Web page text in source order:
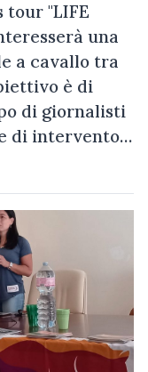
tour "LIFE
una
a cavallo tra
è di
di giornalisti
di intervento…